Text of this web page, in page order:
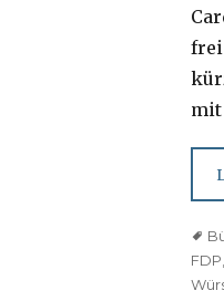
frei
mit
Tags
FDP